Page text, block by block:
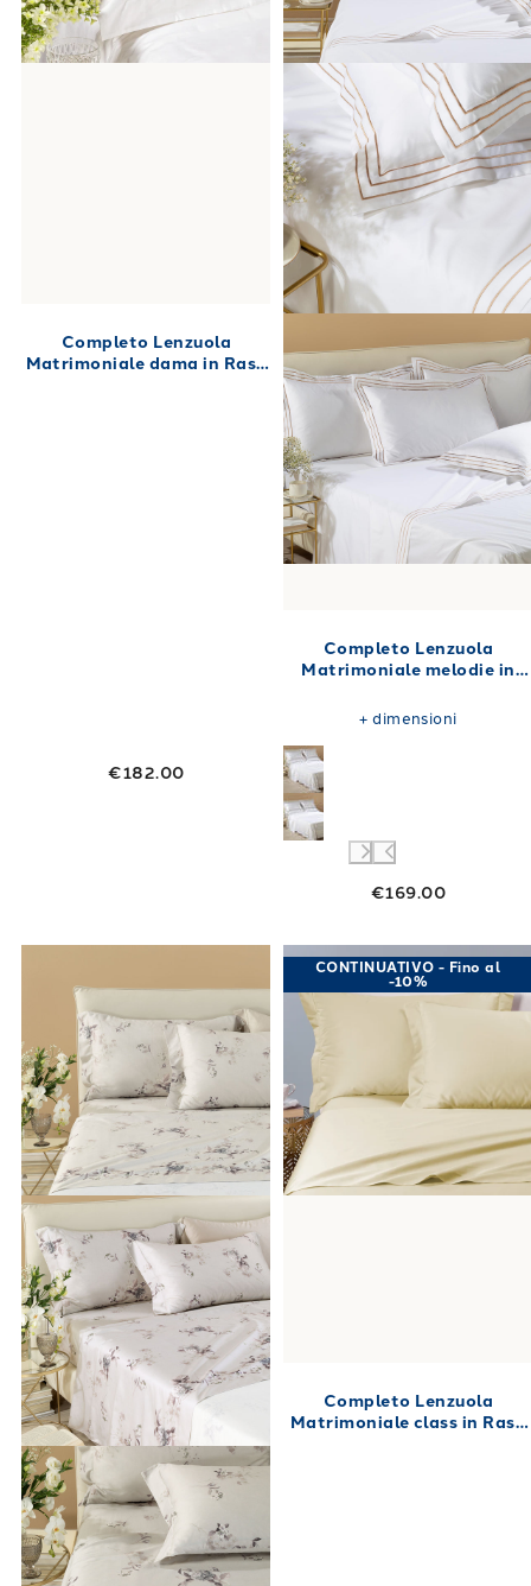
Completo Lenzuola
Matrimoniale dama in Raso
€182.00
Completo Lenzuola
Matrimoniale melodie in
€169.00
+dimensioni
Completo Lenzuola Matrimoniale
Link to "
CONTINUATIVO - Fino al
-10%
Completo Lenzuola
Matrimoniale class in Raso